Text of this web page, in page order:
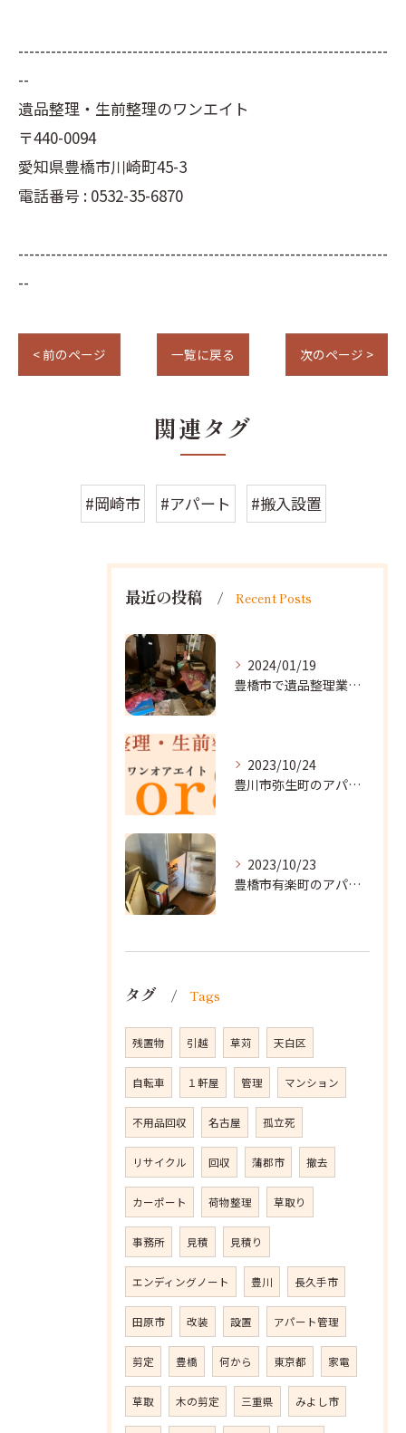
--------------------------------------------------------------------
--
遺品整理・生前整理のワンエイト
〒440-0094
愛知県豊橋市川崎町45-3
電話番号 : 0532-35-6870
--------------------------------------------------------------------
--
< 前のページ 一覧に戻る 次のページ >
関連タグ
#岡崎市 #アパート #搬入設置
最近の投稿 Recent Posts
2024/01/19
豊橋市で遺品整理業者をお探しなら｜心を込めたサービスを
2023/10/24
豊川市弥生町のアパート改装に向かいました。
2023/10/23
豊橋市有楽町のアパートに遺品整理に向かいました。
タグ Tags
残置物 引越 草苅 天白区
自転車 １軒屋 管理 マンション
不用品回収 名古屋 孤立死
リサイクル 回収 蒲郡市 撤去
カーポート 荷物整理 草取り
事務所 見積 見積り
エンディングノート 豊川 長久手市
田原市 改装 設置 アパート管理
剪定 豊橋 何から 東京都 家電
草取 木の剪定 三重県 みよし市